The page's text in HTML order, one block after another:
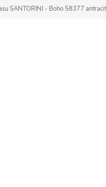
SANTORINI - Boho 58377